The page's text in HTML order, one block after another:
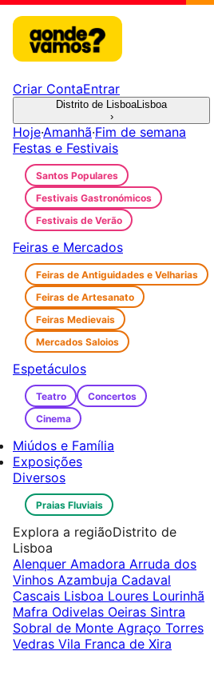
Criar ContaEntrar
Distrito de LisboaLisboa
›
Hoje·Amanhã·Fim de semana
Festas e Festivais
Santos Populares
Festivais Gastronómicos
Festivais de Verão
Feiras e Mercados
Feiras de Antiguidades e Velharias
Feiras de Artesanato
Feiras Medievais
Mercados Saloios
Espetáculos
Teatro
Concertos
Cinema
Miúdos e Família
Exposições
Diversos
Praias Fluviais
Explora a regiãoDistrito de
Lisboa
Alenquer Amadora Arruda dos
Vinhos Azambuja Cadaval
Cascais Lisboa Loures Lourinhã
Mafra Odivelas Oeiras Sintra
Sobral de Monte Agraço Torres
Vedras Vila Franca de Xira